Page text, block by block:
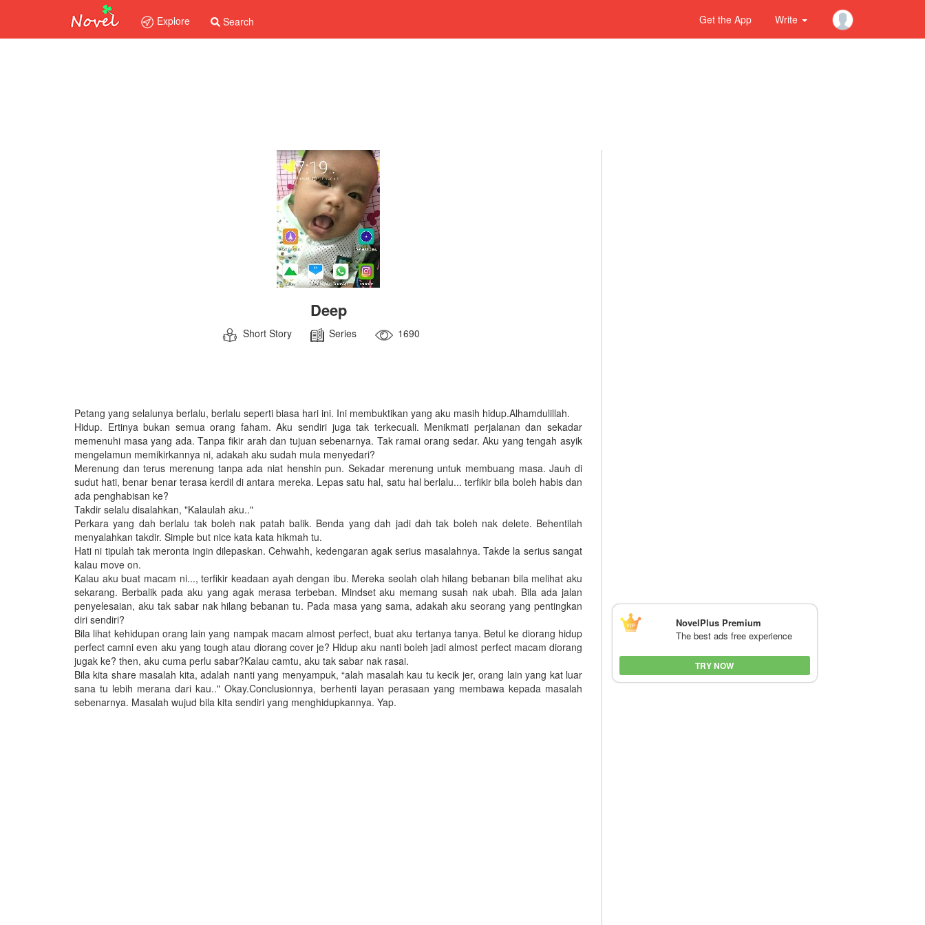
Explore Search Get the App Write
Deep
Short Story Series 1690
Petang yang selalunya berlalu, berlalu seperti biasa hari ini. Ini membuktikan yang aku masih hidup.Alhamdulillah.
Hidup. Ertinya bukan semua orang faham. Aku sendiri juga tak terkecuali. Menikmati perjalanan dan sekadar
memenuhi masa yang ada. Tanpa fikir arah dan tujuan sebenarnya. Tak ramai orang sedar. Aku yang tengah asyik
mengelamun memikirkannya ni, adakah aku sudah mula menyedari?
Merenung dan terus merenung tanpa ada niat henshin pun. Sekadar merenung untuk membuang masa. Jauh di
sudut hati, benar benar terasa kerdil di antara mereka. Lepas satu hal, satu hal berlalu... terfikir bila boleh habis dan
ada penghabisan ke?
Takdir selalu disalahkan, "Kalaulah aku.."
Perkara yang dah berlalu tak boleh nak patah balik. Benda yang dah jadi dah tak boleh nak delete. Behentilah
menyalahkan takdir. Simple but nice kata kata hikmah tu.
Hati ni tipulah tak meronta ingin dilepaskan. Cehwahh, kedengaran agak serius masalahnya. Takde la serius sangat
kalau move on.
Kalau aku buat macam ni..., terfikir keadaan ayah dengan ibu. Mereka seolah olah hilang bebanan bila melihat aku
sekarang. Berbalik pada aku yang agak merasa terbeban. Mindset aku memang susah nak ubah. Bila ada jalan
penyelesaian, aku tak sabar nak hilang bebanan tu. Pada masa yang sama, adakah aku seorang yang pentingkan
diri sendiri?
Bila lihat kehidupan orang lain yang nampak macam almost perfect, buat aku tertanya tanya. Betul ke diorang hidup
perfect camni even aku yang tough atau diorang cover je? Hidup aku nanti boleh jadi almost perfect macam diorang
jugak ke? then, aku cuma perlu sabar?Kalau camtu, aku tak sabar nak rasai.
Bila kita share masalah kita, adalah nanti yang menyampuk, “alah masalah kau tu kecik jer, orang lain yang kat luar
sana tu lebih merana dari kau.." Okay.Conclusionnya, berhenti layan perasaan yang membawa kepada masalah
sebenarnya. Masalah wujud bila kita sendiri yang menghidupkannya. Yap.
NovelPlus Premium
The best ads free experience
TRY NOW